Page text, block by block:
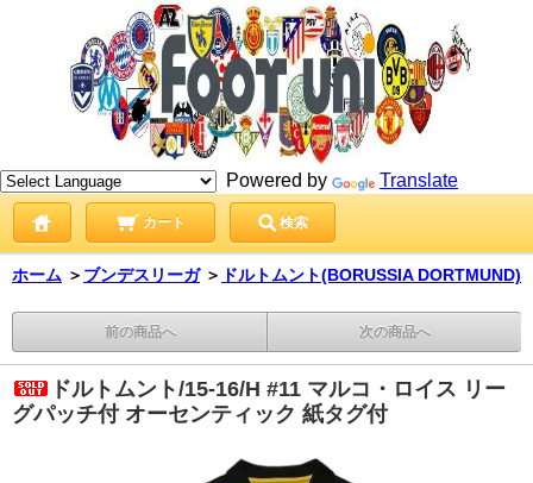
Powered by Translate
カート 検索
ホーム ＞ ブンデスリーガ ＞ ドルトムント(BORUSSIA DORTMUND)
前の商品へ 次の商品へ
ドルトムント/15-16/H #11 マルコ・ロイス リー
グパッチ付 オーセンティック 紙タグ付